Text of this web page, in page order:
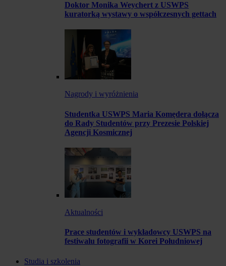
Doktor Monika Weychert z USWPS
kuratorką wystawy o współczesnych gettach
Nagrody i wyróżnienia
Studentka USWPS Maria Komędera dołącza
do Rady Studentów przy Prezesie Polskiej
Agencji Kosmicznej
Aktualności
Prace studentów i wykładowcy USWPS na
festiwalu fotografii w Korei Południowej
Studia i szkolenia